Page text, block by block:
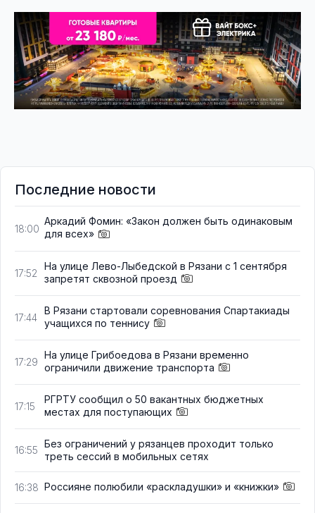
Последние новости
18:00
Аркадий Фомин: «Закон должен быть одинаковым
для всех»
17:52
На улице Лево-Лыбедской в Рязани с 1 сентября
запретят сквозной проезд
17:44
В Рязани стартовали соревнования Спартакиады
учащихся по теннису
17:29
На улице Грибоедова в Рязани временно
ограничили движение транспорта
17:15
РГРТУ сообщил о 50 вакантных бюджетных
местах для поступающих
16:55
Без ограничений у рязанцев проходит только
треть сессий в мобильных сетях
16:38 Россияне полюбили «раскладушки» и «книжки»